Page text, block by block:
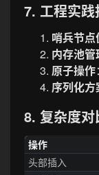
7. 工程实践
哨兵节点
内存池管
原子操作
序列化方
8. 复杂度
操作
头部插入